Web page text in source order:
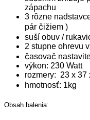
zápachu
3 rôzne
pár čižiem )
suší obuv /
2 stupne ohrevu
časovač
výkon: 230 Watt
rozmery: 23 x 37
hmotnosť: 1kg
Obsah balenia: